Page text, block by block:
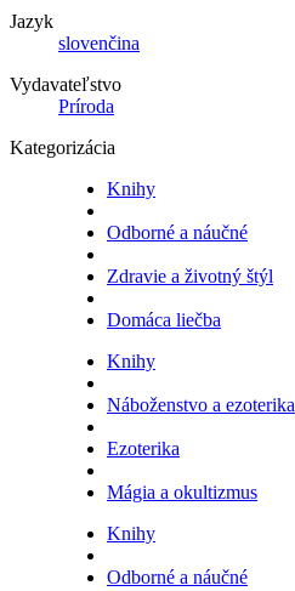
Jazyk
slovenčina
Vydavateľstvo
Príroda
Kategorizácia
Knihy
Odborné a náučné
Zdravie a životný štýl
Domáca liečba
Knihy
Náboženstvo a ezoterika
Ezoterika
Mágia a okultizmus
Knihy
Odborné a náučné